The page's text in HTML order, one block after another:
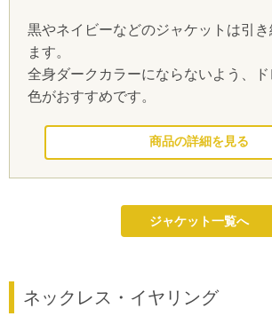
黒やネイビーなどのジャケットは引き
ます。
全身ダークカラーにならないよう、
色がおすすめです。
このドレスを見る
ジャケット一覧へ
ネックレス・イヤリング